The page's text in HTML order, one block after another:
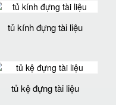
tủ kính đựng tài liệu
tủ kệ đựng tài liệu